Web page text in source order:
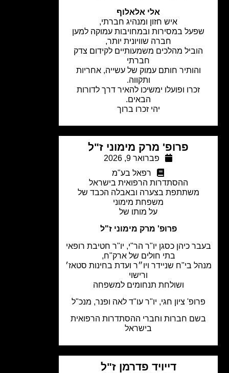
אלי אלאלוף
איש חזון ומנהיג חברתי,
במסירות ובמחויבות עמוקה למען
חברה שוויונית יותר,
מהלכים משמעותיים לקידום צדק
והותיר חותם עמוק של עשייה, אחריות
זכרו ופועלו ימשיכו להאיר דרך לדורות
יהי זכרו ברוך
פרופ' מרק מימוני ז"ל
פברואר 9, 2026
רפאל בע"מ
ההסתדרות הרפואית בישראל
משתתפת בצערה ובאבלה הכבד של
משפחת מימוני
על מותו של
פרופ' מרק מימוני ז"ל
כיהן כסגן יו"ר הר"י, יו"ר חטיבת רופאי
בתי חולים של ארק"ח,
בי"ח שניידר ויו״ר ועדת בחינות סטאז׳
ושולחת תנחומים למשפחה
ציון חגי, יו"ר עו"ד לאה ופנר, מנכ"ל
חברות וחברי ההסתדרות הרפואית
דייויד פדרמן ז"ל